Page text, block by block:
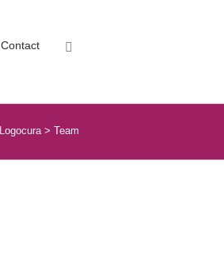
Contact
Logocura> Team